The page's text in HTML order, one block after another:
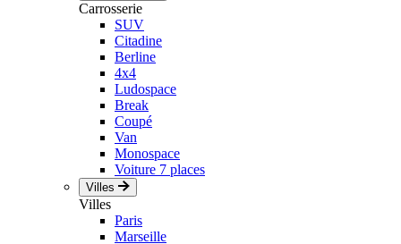
Carrosserie
SUV
Citadine
Berline
4x4
Ludospace
Break
Coupé
Van
Monospace
Voiture 7 places
Villes
Villes
Paris
Marseille